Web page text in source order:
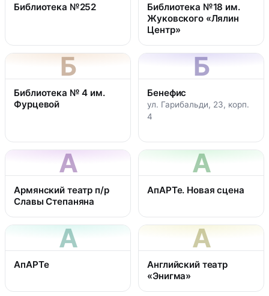
Библиотека №252
Библиотека №18 им.
Жуковского «Лялин
Центр»
Б
Библиотека № 4 им.
Фурцевой
Б
Бенефис
ул. Гарибальди, 23, корп.
4
А
Армянский театр п/р
Славы Степаняна
А
АпАРТе. Новая сцена
А
АпАРТе
А
Английский театр
«Энигма»